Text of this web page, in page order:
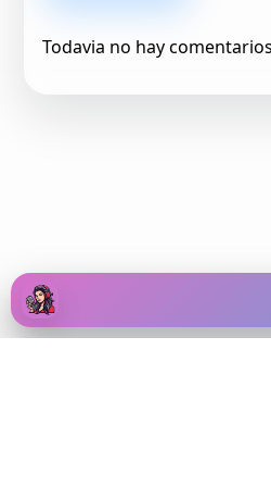
Todavia no hay